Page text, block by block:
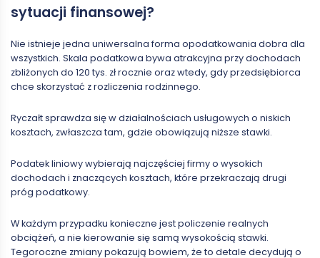
sytuacji finansowej?
Nie istnieje jedna uniwersalna forma opodatkowania dobra dla
wszystkich. Skala podatkowa bywa atrakcyjna przy dochodach
zbliżonych do 120 tys. zł rocznie oraz wtedy, gdy przedsiębiorca
chce skorzystać z rozliczenia rodzinnego.
Ryczałt sprawdza się w działalnościach usługowych o niskich
kosztach, zwłaszcza tam, gdzie obowiązują niższe stawki.
Podatek liniowy wybierają najczęściej firmy o wysokich
dochodach i znaczących kosztach, które przekraczają drugi
próg podatkowy.
W każdym przypadku konieczne jest policzenie realnych
obciążeń, a nie kierowanie się samą wysokością stawki.
Tegoroczne zmiany pokazują bowiem, że to detale decydują o